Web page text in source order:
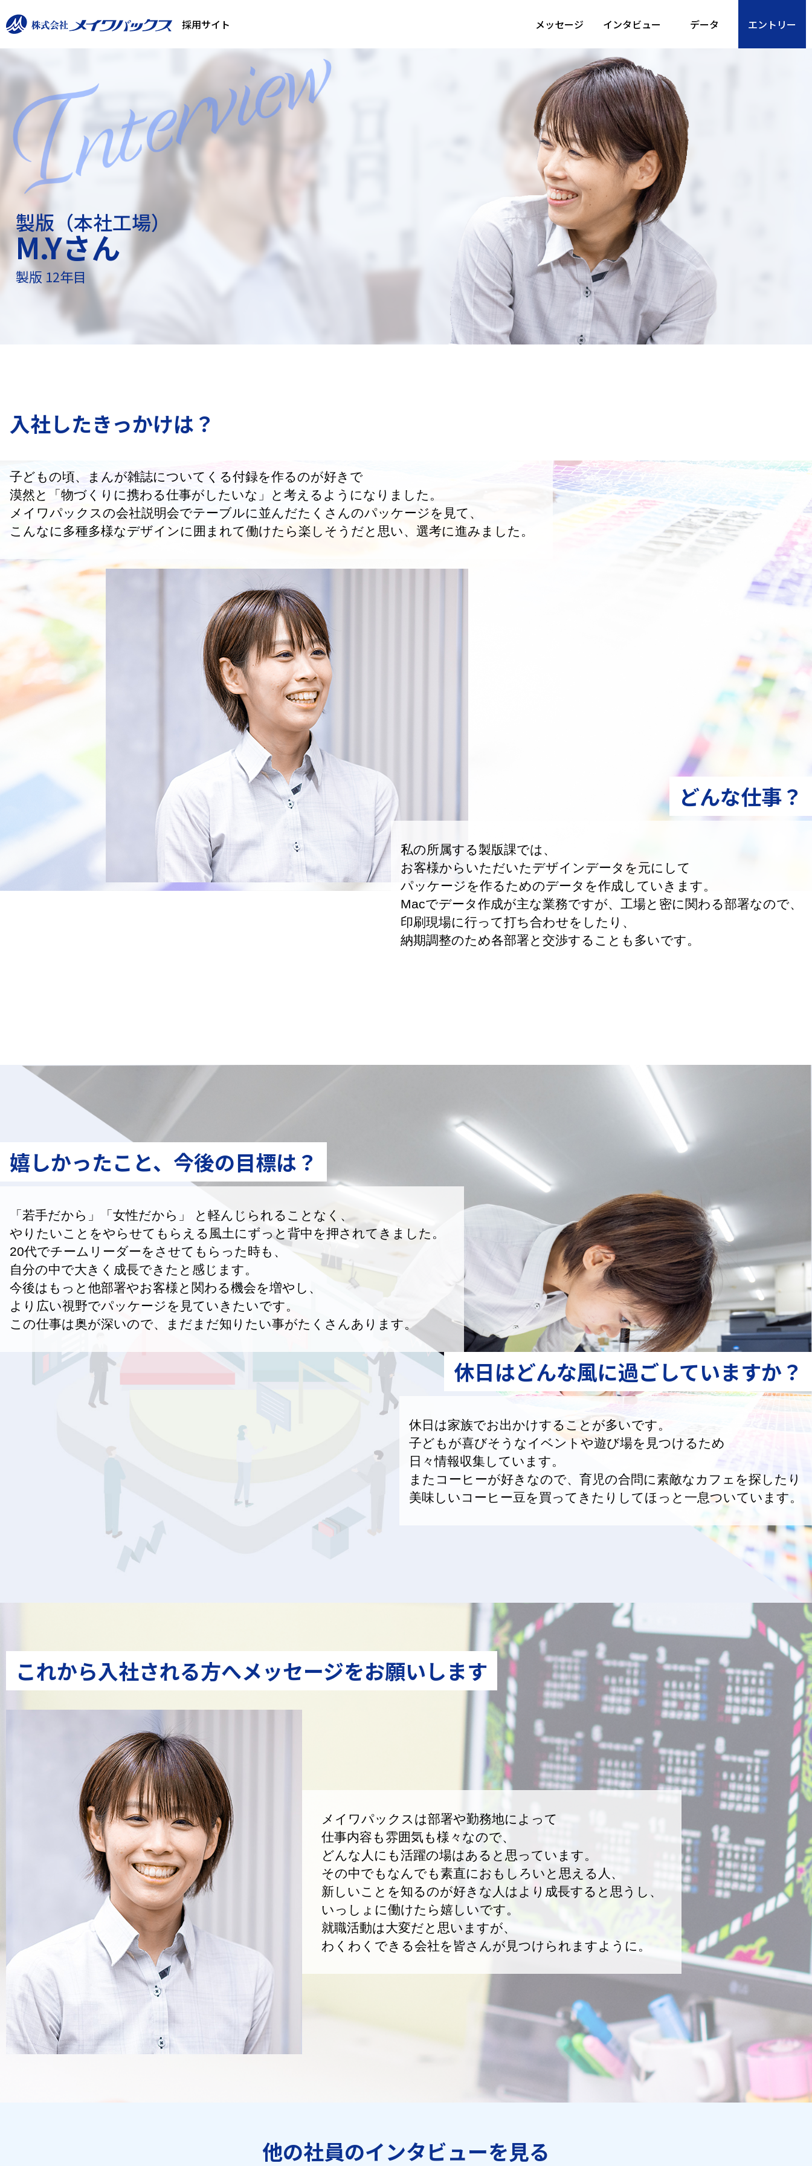
採用サイト メッセージ インタビュー データ エントリー
製版（本社工場）
M.Yさん
製版 12年目
入社したきっかけは？
子どもの頃、まんが雑誌についてくる付録を作るのが好きで
漠然と「物づくりに携わる仕事がしたいな」と考えるようになりました。
メイワパックスの会社説明会でテーブルに並んだたくさんのパッケージを見て、
こんなに多種多様なデザインに囲まれて働けたら楽しそうだと思い、選考に進みました。
どんな仕事？
私の所属する製版課では、
お客様からいただいたデザインデータを元にして
パッケージを作るためのデータを作成していきます。
Macでデータ作成が主な業務ですが、工場と密に関わる部署なので、
印刷現場に行って打ち合わせをしたり、
納期調整のため各部署と交渉することも多いです。
嬉しかったこと、 今後の目標は？
「若手だから」「女性だから」 と軽んじられることなく、
やりたいことをやらせてもらえる風土にずっと背中を押されてきました。
20代でチームリーダーをさせてもらった時も、
自分の中で大きく成長できたと感じます。
今後はもっと他部署やお客様と関わる機会を増やし、
より広い視野でパッケージを見ていきたいです。
この仕事は奥が深いので、まだまだ知りたい事がたくさんあります。
休日はどんな風に過ごしていますか？
休日は家族でお出かけすることが多いです。
子どもが喜びそうなイベントや遊び場を見つけるため
日々情報収集しています。
またコーヒーが好きなので、育児の合問に素敵なカフェを探したり
美味しいコーヒー豆を買ってきたりしてほっと一息ついています。
これから入社される方へメッセージをお願いします
メイワパックスは部署や勤務地によって
仕事内容も雰囲気も様々なので、
どんな人にも活躍の場はあると思っています。
その中でもなんでも素直におもしろいと思える人、
新しいことを知るのが好きな人はより成長すると思うし、
いっしょに働けたら嬉しいです。
就職活動は大変だと思いますが、
わくわくできる会社を皆さんが見つけられますように。
他の社員のインタビューを見る